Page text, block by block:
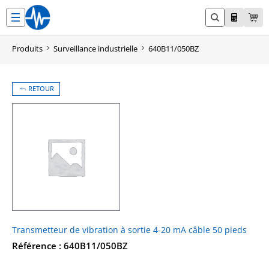
contenu
Produits Surveillance industrielle 640B11/050BZ
RETOUR
Transmetteur de vibration à sortie 4-20 mA câble 50 pieds
Référence : 640B11/050BZ